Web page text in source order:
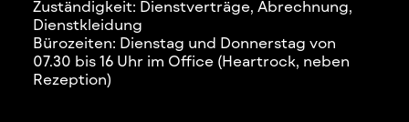
Zuständigkeit: Dienstverträge, Abrechnung,
Dienstkleidung
Bürozeiten: Dienstag und Donnerstag von
07.30 bis 16 Uhr im Office (Heartrock, neben
Rezeption)